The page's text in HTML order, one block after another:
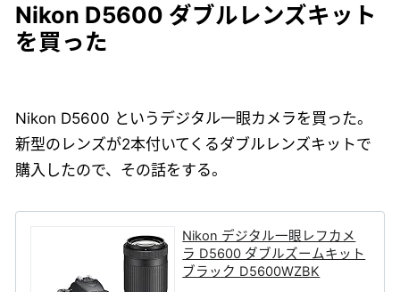
Nikon D5600 ダブルレンズキット
を買った
Nikon D5600 というデジタル一眼カメラを買った。
新型のレンズが2本付いてくるダブルレンズキットで
購入したので、その話をする。
Nikon デジタル一眼レフカメ
ラ D5600 ダブルズームキット
ブラック D5600WZBK